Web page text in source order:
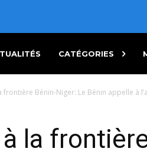
CATÉGORIES
frontière Bénin-Niger: Le Bénin appelle à
la